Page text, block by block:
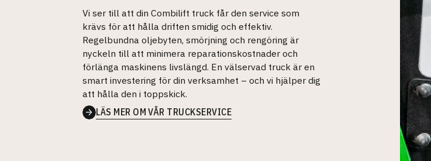
Vi ser till att din Combilift truck får den service som
krävs för att hålla driften smidig och effektiv.
Regelbundna oljebyten, smörjning och rengöring är
nyckeln till att minimera reparationskostnader och
förlänga maskinens livslängd. En välservad truck är en
smart investering för din verksamhet – och vi hjälper dig
att hålla den i toppskick.
LÄS MER OM VÅR TRUCKSERVICE